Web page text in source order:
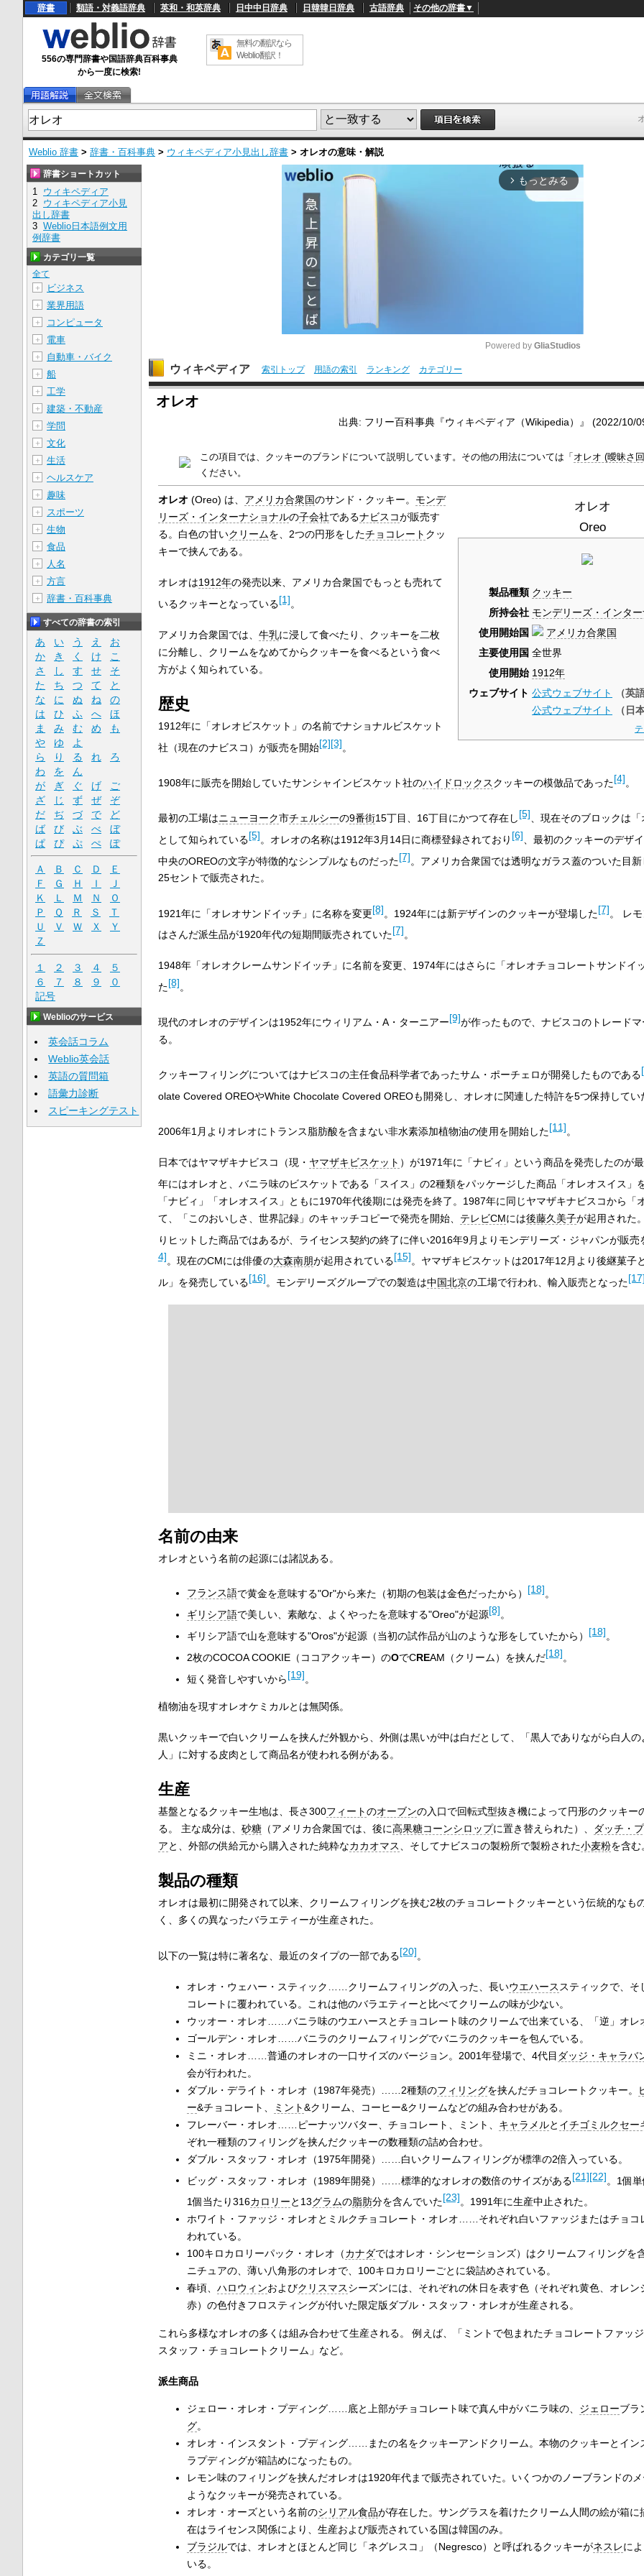
辞書 類語・対義語辞典 英和・和英辞典 日中中日辞典 日韓韓日辞典 古語辞典 その他の辞書▼
556の専門辞書や国語辞典百科事典
から一度に検索!
無料の翻訳なら
Weblio翻訳！
Weblio 辞書 > 辞書・百科事典 > ウィキペディア小見出し辞書 > オレオの意味・解説
arrow_forward_ios もっとみる
M
t
Powered by GliaStudios
ウィキペディア 索引トップ 用語の索引 ランキング カテゴリー
オレオ
出典: フリー百科事典『ウィキペディア（Wikipedia）』 (2022/10/
この項目では、クッキーのブランドについて説明しています。その他の用法については「 オレオ (曖昧さ
ください。
オレオ
Oreo
製品種類 クッキー
所持会社 モンデリーズ・インタ
使用開始国
アメリカ合衆国
主要使用国 全世界
使用開始 1912年
ウェブサイト 公式ウェブサイト （英
公式ウェブサイト （日
オレオ (Oreo) は、 アメリカ合衆国のサンド・クッキー。 モンデ
リーズ・インターナショナルの子会社であるナビスコが販売す
る。白色の甘いクリームを、2つの円形をしたチョコレート クッ
キーで挟んである。
オレオは1912年の発売以来、アメリカ合衆国でもっとも売れて
いるクッキーとなっている[1]。
アメリカ合衆国では、 牛乳に浸して食べたり、クッキーを二枚
に分離し、クリームをなめてからクッキーを食べるという食べ
方がよく知られている。
歴史
1912年に「オレオビスケット」の名前でナショナルビスケット
社（現在のナビスコ）が販売を開始[2][3]。
1908年に販売を開始していたサンシャインビスケット社のハイドロックスクッキーの模倣品であった[4]。
最初の工場はニューヨーク市チェルシーの9番街15丁目、16丁目にかつて存在し[5] 、現在そのブロックは「
として知られている[5]。オレオの名称は1912年3月14日に商標登録されており [6] 、最初のクッキーのデザ
中央のOREOの文字が特徴的なシンプルなものだった[7]。アメリカ合衆国では透明なガラス蓋のついた目
25セントで販売された。
1921年に「オレオサンドイッチ」に名称を変更[8]。1924年には新デザインのクッキーが登場した[7]。 レ
はさんだ派生品が1920年代の短期間販売されていた[7]。
1948年「オレオクレームサンドイッチ」に名前を変更、1974年にはさらに「オレオチョコレートサンドイ
た[8]。
現代のオレオのデザインは1952年にウィリアム・A・ターニアー[9]が作ったもので、ナビスコのトレード
る。
クッキーフィリングについてはナビスコの主任食品科学者であったサム・ポーチェロが開発したものである
olate Covered OREOやWhite Chocolate Covered OREOも開発し、オレオに関連した特許を5つ保持してい
2006年1月よりオレオにトランス脂肪酸を含まない非水素添加植物油の使用を開始した[11]。
日本ではヤマザキナビスコ（現・ ヤマザキビスケット ）が1971年に「ナビィ」という商品を発売したのが
年にはオレオと、バニラ味のビスケットである「スイス」の2種類をパッケージした商品「オレオスイス」
「ナビィ」「オレオスイス」ともに1970年代後期には発売を終了。1987年に同じヤマザキナビスコから「
て、「このおいしさ、世界記録」のキャッチコピーで発売を開始、 テレビCMには後藤久美子が起用された
りヒットした商品ではあるが、ライセンス契約の終了に伴い2016年9月よりモンデリーズ・ジャパンが販売
4]。現在のCMには俳優の大森南朋が起用されている[15]。ヤマザキビスケットは2017年12月より後継菓子
ル」を発売している[16]。モンデリーズグループでの製造は中国北京の工場で行われ、輸入販売となった[17]
名前の由来
オレオという名前の起源には諸説ある。
フランス語で黄金を意味する"Or"から来た（初期の包装は金色だったから） [18]。
ギリシア語で美しい、素敵な、よくやったを意味する"Oreo"が起源[8]。
ギリシア語で山を意味する"Oros"が起源（当初の試作品が山のような形をしていたから） [18]。
2枚のCOCOA COOKIE（ココアクッキー）のOでCREAM（クリーム）を挟んだ[18]。
短く発音しやすいから[19]。
植物油を現すオレオケミカルとは無関係。
黒いクッキーで白いクリームを挟んだ外観から、外側は黒いが中は白だとして、「黒人でありながら白人の
人」に対する皮肉として商品名が使われる例がある。
生産
基盤となるクッキー生地は、長さ300フィートのオーブンの入口で回転式型抜き機によって円形のクッキー
る。 主な成分は、 砂糖（アメリカ合衆国では、後に高果糖コーンシロップに置き替えられた）、
ダッチ・
アと、外部の供給元から購入された純粋なカカオマス、そしてナビスコの製粉所で製粉された小麦粉を含む
製品の種類
オレオは最初に開発されて以来、クリームフィリングを挟む2枚のチョコレートクッキーという伝統的なも
く、多くの異なったバラエティーが生産された。
以下の一覧は特に著名な、最近のタイプの一部である[20]。
オレオ・ウェハー・スティック……クリームフィリングの入った、長いウエハース スティックで、そ
コレートに覆われている。これは他のバラエティーと比べてクリームの味が少ない。
ウッオー・オレオ……バニラ味のウエハースとチョコレート味のクリームで出来ている、「逆」オレ
ゴールデン・オレオ……バニラのクリームフィリングでバニラのクッキーを包んでいる。
ミニ・オレオ……普通のオレオの一口サイズのバージョン。2001年登場で、4代目 ダッジ・キャラバ
会が行われた。
ダブル・デライト・オレオ（1987年発売）……2種類のフィリングを挟んだチョコレートクッキー。
ー&チョコレート、 ミント&クリーム、コーヒー&クリームなどの組み合わせがある。
フレーバー・オレオ……ピーナッツバター、チョコレート、ミント、 キャラメルと イチゴミルクセー
ぞれ一種類のフィリングを挟んだクッキーの数種類の詰め合わせ。
ダブル・スタッフ・オレオ（1975年開発）……白いクリームフィリングが標準の2倍入っている。
ビッグ・スタッフ・オレオ（1989年開発）……標準的なオレオの数倍のサイズがある[21][22]。1個単
1個当たり316カロリーと13グラムの脂肪分を含んでいた[23]。1991年に生産中止された。
ホワイト・ファッジ・オレオとミルクチョコレート・オレオ……それぞれ白いファッジまたはチョコ
われている。
100キロカロリーパック・オレオ（カナダではオレオ・シンセーションズ）はクリームフィリングを
ニチュアの、薄い八角形のオレオで、100キロカロリーごとに袋詰めされている。
春頃、 ハロウィンおよびクリスマスシーズンには、それぞれの休日を表す色（それぞれ黄色、オレン
赤）の色付きフロスティングが付いた限定版ダブル・スタッフ・オレオが生産される。
これら多様なオレオの多くは組み合わせて生産される。 例えば、「ミントで包まれたチョコレートファッ
スタッフ・チョコレートクリーム」など。
派生商品
ジェロー・オレオ・プディング……底と上部がチョコレート味で真ん中がバニラ味の、 ジェローブラ
グ。
オレオ・インスタント・プディング……またの名をクッキーアンドクリーム。本物のクッキーとイン
ラプディングが箱詰めになったもの。
レモン味のフィリングを挟んだオレオは1920年代まで販売されていた。いくつかのノーブランドの
ようなクッキーが発売されている。
オレオ・オーズという名前のシリアル食品が存在した。サングラスを着けたクリーム人間の絵が箱に
在はライセンス関係により、生産および販売されている国は韓国のみ。
ブラジルでは、オレオとほとんど同じ「ネグレスコ」（Negresco）と呼ばれるクッキーがネスレに
いる。
辞書ショートカット
1 ウィキペディア
2 ウィキペディア小見
出し辞書
3 Weblio日本語例文用
例辞書
カテゴリ一覧
全て
＋
ビジネス
＋ 業界用語
＋ コンピュータ
＋ 電車
＋ 自動車・バイク
＋ 船
＋ 工学
＋ 建築・不動産
＋ 学問
＋ 文化
＋ 生活
＋ ヘルスケア
＋ 趣味
＋ スポーツ
＋ 生物
＋ 食品
＋ 人名
＋ 方言
＋ 辞書・百科事典
すべての辞書の索引
あ い う え
お
か
き く け
こ
さ
し す せ
そ
た
ち つ て
と
な
に ぬ ね
の
は
ひ ふ へ
ほ
ま
み む め
も
や
ゆ
よ
ら
り る れ
ろ
わ
を
ん
が
ぎ ぐ げ
ご
ざ
じ ず ぜ
ぞ
だ
ぢ づ で
ど
ば
び ぶ べ
ぼ
ぱ
ぴ ぷ ぺ ぽ
Ａ Ｂ Ｃ Ｄ
Ｅ
Ｆ
Ｇ Ｈ Ｉ
Ｊ
Ｋ
Ｌ Ｍ Ｎ
Ｏ
Ｐ
Ｑ Ｒ Ｓ
Ｔ
Ｕ
Ｖ Ｗ Ｘ
Ｙ
Ｚ
１ ２ ３ ４
５
６
７ ８ ９
０
記号
Weblioのサービス
英会話コラム
Weblio英会話
英語の質問箱
語彙力診断
スピーキングテスト